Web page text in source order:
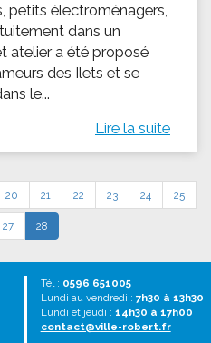
petits électroménagers,
dans un
atelier a été proposé
des Ilets et se
le...
Lire la suite
20 21 22 23 24 25
27 28
Tél : 0596 651005
Lundi au vendredi : 7h30 à 13h30
Lundi et jeudi : 14h30 à 17h00
contact@ville-robert.fr